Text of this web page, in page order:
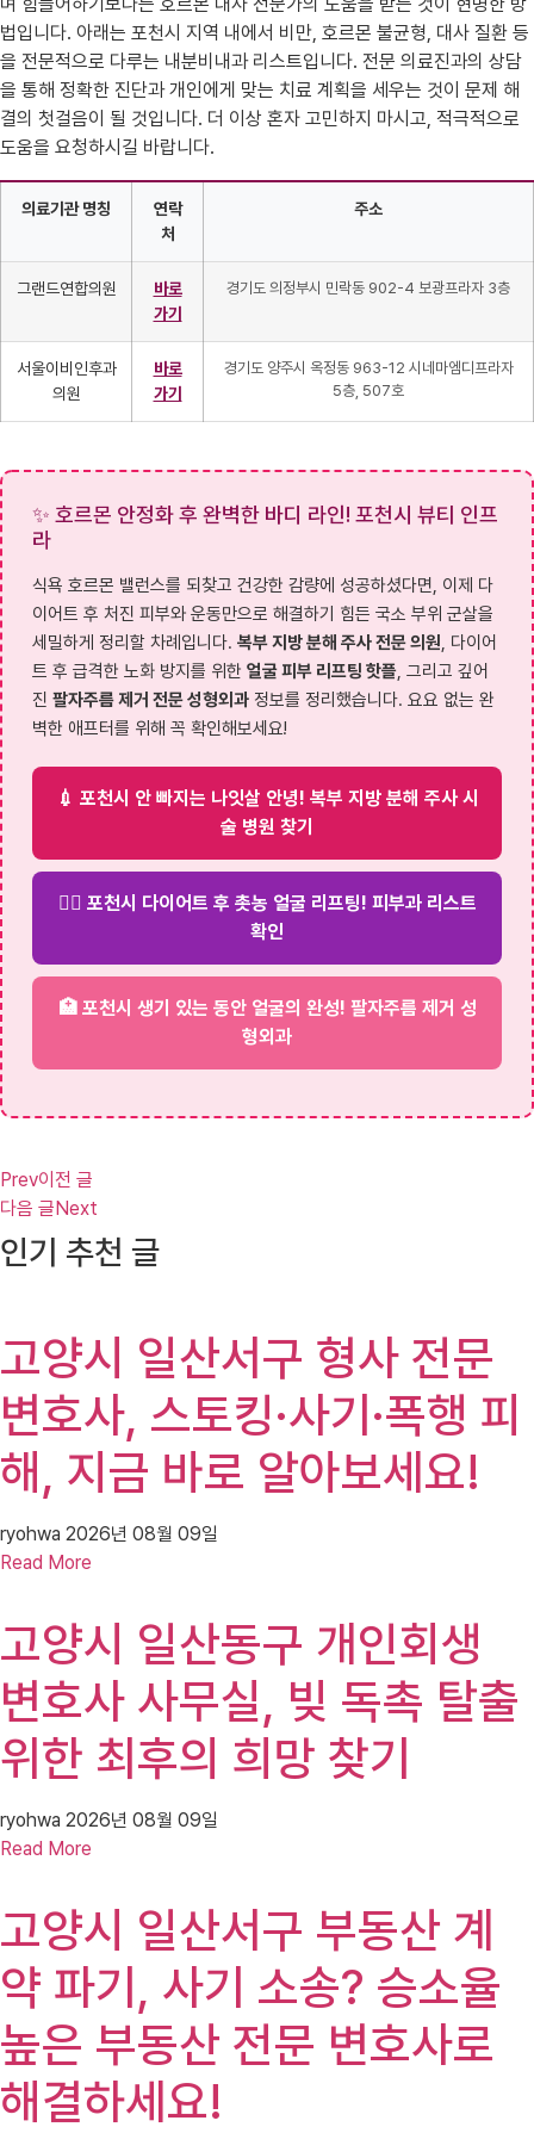
며 힘들어하기보다는 호르몬 대사 전문가의 도움을 받는 것이 현명한 방
법입니다. 아래는 포천시 지역 내에서 비만, 호르몬 불균형, 대사 질환 등
을 전문적으로 다루는 내분비내과 리스트입니다. 전문 의료진과의 상담
을 통해 정확한 진단과 개인에게 맞는 치료 계획을 세우는 것이 문제 해
결의 첫걸음이 될 것입니다. 더 이상 혼자 고민하지 마시고, 적극적으로
도움을 요청하시길 바랍니다.
의료기관 명칭
연락
처
주소
그랜드연합의원
바로
가기
경기도 의정부시 민락동 902-4 보광프라자 3층
서울이비인후과
의원
바로
가기
경기도 양주시 옥정동 963-12 시네마엠디프라자
5층, 507호
✨ 호르몬 안정화 후 완벽한 바디 라인! 포천시 뷰티 인프
라
식욕 호르몬 밸런스를 되찾고 건강한 감량에 성공하셨다면, 이제 다
이어트 후 처진 피부와 운동만으로 해결하기 힘든 국소 부위 군살을
세밀하게 정리할 차례입니다. 복부 지방 분해 주사 전문 의원, 다이어
트 후 급격한 노화 방지를 위한 얼굴 피부 리프팅 핫플, 그리고 깊어
진 팔자주름 제거 전문 성형외과 정보를 정리했습니다. 요요 없는 완
벽한 애프터를 위해 꼭 확인해보세요!
💉 포천시 안 빠지는 나잇살 안녕! 복부 지방 분해 주사 시
술 병원 찾기
💆‍♀️ 포천시 다이어트 후 촛농 얼굴 리프팅! 피부과 리스트
확인
🏥 포천시 생기 있는 동안 얼굴의 완성! 팔자주름 제거 성
형외과
Prev이전 글
다음 글 Next
인기 추천 글
고양시 일산서구 형사 전문
변호사, 스토킹·사기·폭행 피
해, 지금 바로 알아보세요!
ryohwa 2026년 08월 09일
Read More
고양시 일산동구 개인회생
변호사 사무실, 빚 독촉 탈출
위한 최후의 희망 찾기
ryohwa 2026년 08월 09일
Read More
고양시 일산서구 부동산 계
약 파기, 사기 소송? 승소율
높은 부동산 전문 변호사로
해결하세요!